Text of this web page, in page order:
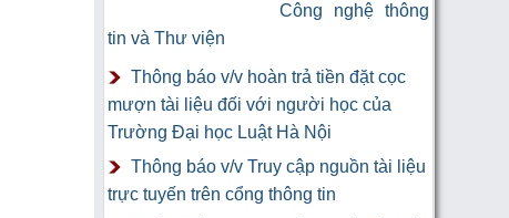
Công nghệ thông
tin và Thư viện
Thông báo v/v hoàn trả tiền đặt cọc
mượn tài liệu đối với người học của
Trường Đại học Luật Hà Nội
Thông báo v/v Truy cập nguồn tài liệu
trực tuyến trên cổng thông tin